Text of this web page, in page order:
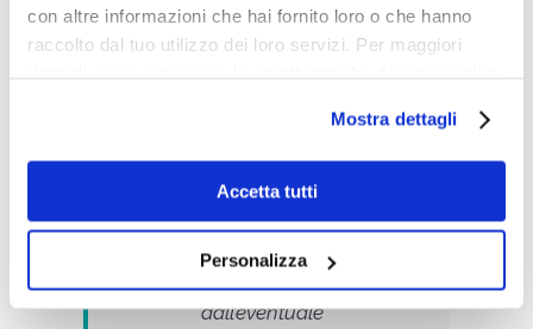
con altre informazioni che hai fornito loro o che hanno
raccolto dal tuo utilizzo dei loro servizi. Per maggiori
Mostra dettagli
Accetta tutti
Personalizza
sociali, composte al massimo
da 9 soci:
domanda, purché
inattive
non ancora costituite, a
condizione che vengano
costituite entro 90 giorni
dall’eventuale